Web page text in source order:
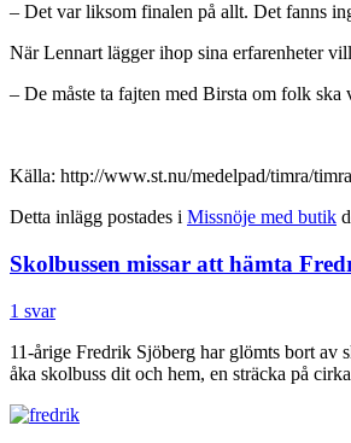
– Det var liksom finalen på allt. Det fanns
När Lennart lägger ihop sina erfarenheter
– De måste ta fajten med Birsta om folk ska
Källa: http://www.st.nu/medelpad/timra/
Detta inlägg postades i Missnöje med butik
Skolbussen missar att hämta
1 svar
11-årige Fredrik Sjöberg har glömts bort av
åka skolbuss dit och hem, en sträcka på